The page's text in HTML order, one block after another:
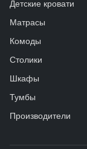
Детские кровати
Матрасы
Комоды
Столики
Шкафы
Тумбы
Производители